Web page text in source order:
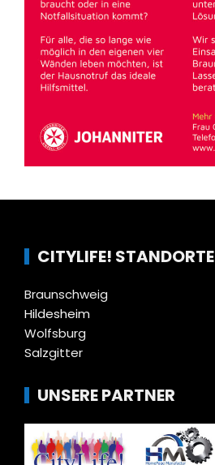
CITYLIFE! STANDORTE
Braunschweig
Hildesheim
Wolfsburg
Salzgitter
UNSERE PARTNER